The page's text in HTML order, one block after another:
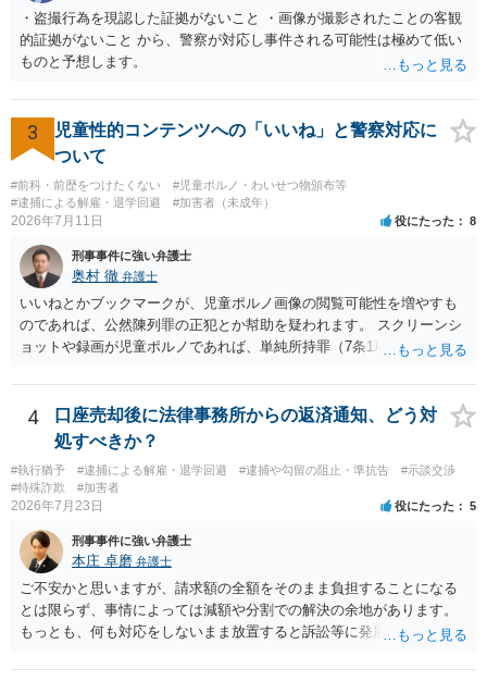
・盗撮行為を現認した証拠がないこと ・画像が撮影されたことの客観
的証拠がないこと から、警察が対応し事件される可能性は極めて低い
ものと予想します。
3
児童性的コンテンツへの「いいね」と警察対応に
ついて
#前科・前歴をつけたくない
#児童ポルノ・わいせつ物頒布等
#逮捕による解雇・退学回避
#加害者（未成年）
2026年7月11日 役にたった 8
刑事事件に強い弁護士
奥村 徹 弁護士
いいねとかブックマークが、児童ポルノ画像の閲覧可能性を増やすも
のであれば、公然陳列罪の正犯とか幇助を疑われます。 スクリーンシ
ョットや録画が児童ポルノであれば、単純所持罪（7条1項）になりま
ポルノ画像の陳列者の関連先として、任意で取調を受けた人はいま
す。 snsのサーバー凍結の具体的理由はわかりませんが、児童ポルノ
であれば、日本警察に連絡されて、日本の刑罰法規に触れる点があれ
ば、捜査を受けることがあります。
4
口座売却後に法律事務所からの返済通知、どう対
処すべきか？
#執行猶予 #逮捕による解雇・退学回避 #逮捕や勾留の阻止・準抗告
#示談交渉
#特殊詐欺
#加害者
2026年7月23日 役にたった 5
刑事事件に強い弁護士
本庄 卓磨 弁護士
ご不安かと思いますが、請求額の全額をそのまま負担することになる
とは限らず、事情によっては減額や分割での解決の余地があります。
もっとも、何も対応をしないまま放置すると訴訟等に発展してしまう
めします。